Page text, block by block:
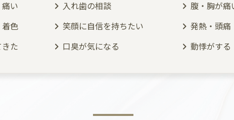
い
入れ歯の相談
色
笑顔に自信を持ちたい
た
口臭が気になる
腹・胸が痛
発熱・頭痛
動悸がする